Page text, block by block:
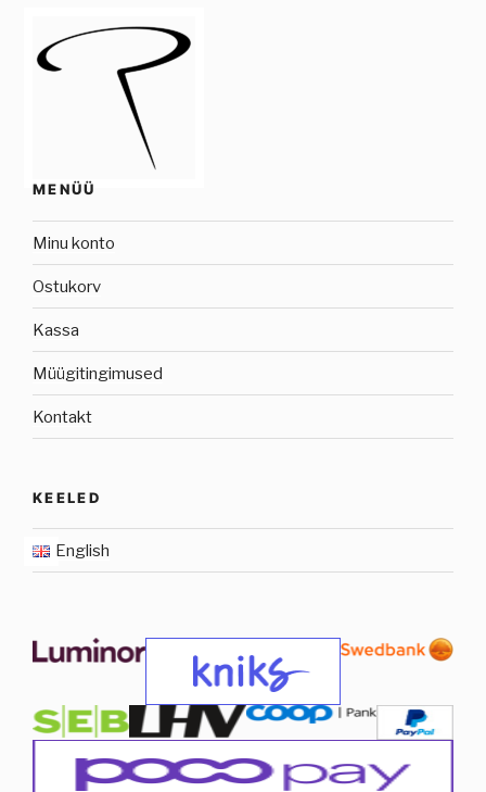
MENÜÜ
Minu konto
Ostukorv
Kassa
Müügitingimused
Kontakt
KEELED
English